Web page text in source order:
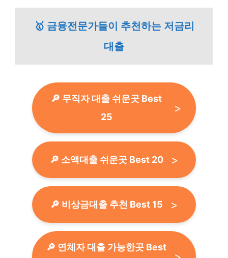
🥇 금융전문가들이 추천하는 저금리
대출
🔎 무직자 대출 쉬운곳 Best
25
🔎 소액대출 쉬운곳 Best 20
🔎 비상금대출 추천 Best 15
🔎 연체자 대출 가능한곳 Best